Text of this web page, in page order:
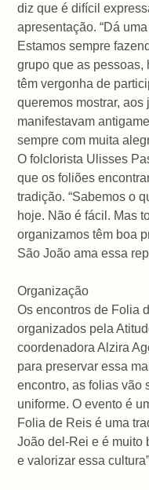
diz que é difícil
apresentação. “Dá
Estamos sempre
grupo que as pessoas,
têm vergonha de
queremos mostrar,
manifestavam
sempre com muita
O folclorista Ulisses
que os foliões
tradição. “Sabemos o
hoje. Não é fácil. Mas
organizamos têm boa
São João ama essa
Organização
Os encontros de Folia
organizados pela
coordenadora Alzira
para preservar essa
encontro, as folias vão
uniforme. O evento é
Folia de Reis é uma
João del-Rei e é muito
e valorizar essa